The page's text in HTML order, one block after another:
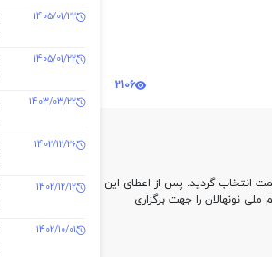
2106
انتخاب گردید. پس از اعطای این
نونهالان را جهت برگزاری
1405/01/22
1405/01/22
1403/03/22
1402/12/26
1402/12/12
1402/10/01